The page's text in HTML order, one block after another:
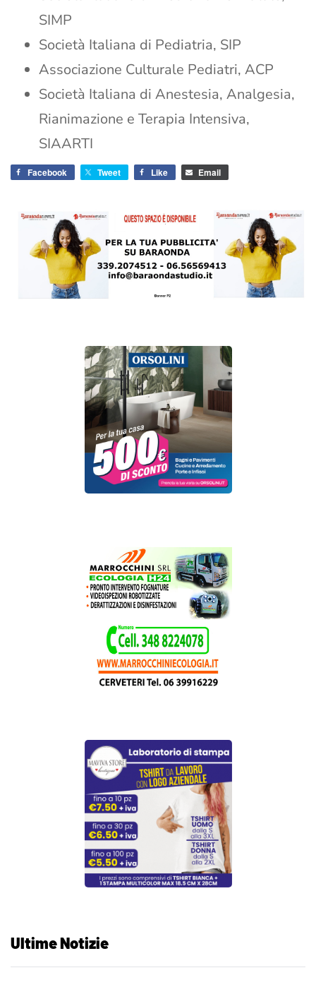
SIMP
Società Italiana di Pediatria, SIP
Associazione Culturale Pediatri, ACP
Società Italiana di Anestesia, Analgesia,
Rianimazione e Terapia Intensiva,
SIAARTI
Facebook Tweet Like Email
Ultime Notizie